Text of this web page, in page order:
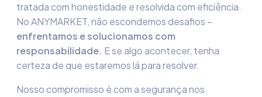
tratada com honestidade e resolvida com eficiência.
No ANYMARKET,não escondemos desafios –
enfrentamos e solucionamos com
responsabilidade. E se algo acontecer, tenha
certeza de que estaremos lá para resolver.
Nosso compromisso é com asegurança nos